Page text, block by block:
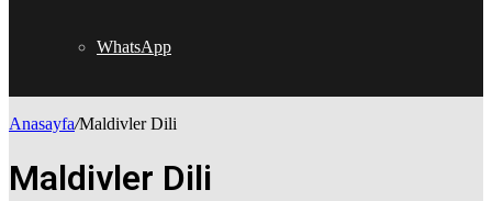
WhatsApp
Anasayfa/Maldivler Dili
Maldivler Dili